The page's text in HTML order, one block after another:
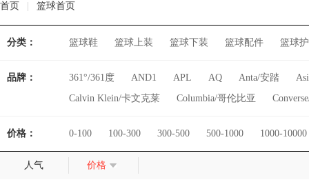
首页 篮球首页
分类： 篮球鞋 篮球上装 篮球下装 篮球配件 篮球
品牌： 361°/361度 AND1 APL AQ Anta/安踏
Calvin Klein/卡文克莱
Columbia/哥伦比亚
KM/kilometers
Kappa/卡帕 LP Li Ning/李宁
NANJIREN/南极人
价格： 0-100 100-300 300-500 500-1000 1000-10000
人气 价格